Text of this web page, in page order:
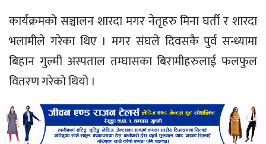
कार्यक्रमको सञ्चालन शारदा मगर नेतृहरु मिना घर्ती र शारदा
भलामीले गरेका थिए । मगर संघले दिवसकै पुर्व सन्ध्यामा
बिहान गुल्मी अस्पताल तम्घासका बिरामीहरुलाई फलफुल
वितरण गरेको थियो ।